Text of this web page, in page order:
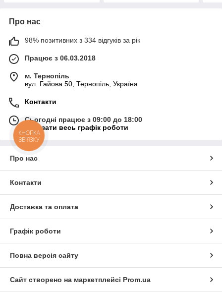
Про нас
98% позитивних з 334 відгуків за рік
Працює з 06.03.2018
м. Тернопіль
вул. Гайова 50, Тернопіль, Україна
Контакти
Сьогодні працює з 09:00 до 18:00
Показати весь графік роботи
Про нас
Контакти
Доставка та оплата
Графік роботи
Повна версія сайту
Сайт створено на маркетплейсі Prom.ua
КНОПКА
ЗВ'ЯЗКУ